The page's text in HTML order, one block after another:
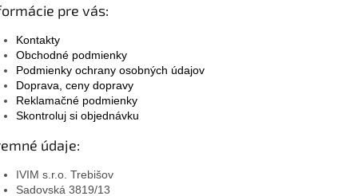
pre vás:
Kontakty
Obchodné podmienky
Podmienky ochrany osobných údajov
Doprava, ceny dopravy
Reklamačné podmienky
Skontroluj si objednávku
údaje:
IVIM s.r.o. Trebišov
Sadovská 3819/13